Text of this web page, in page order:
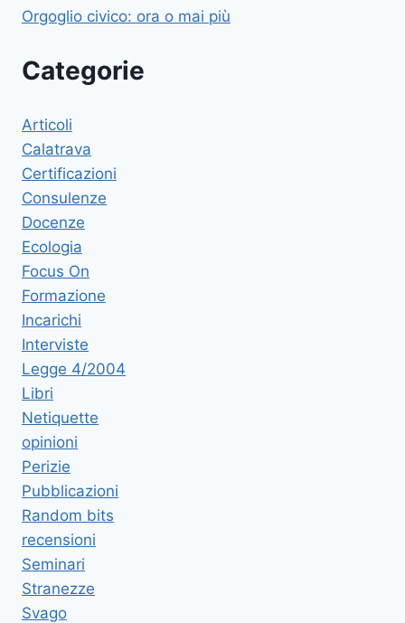
Orgoglio civico: ora o mai più
Categorie
Articoli
Calatrava
Certificazioni
Consulenze
Docenze
Ecologia
Focus On
Formazione
Incarichi
Interviste
Legge 4/2004
Libri
Netiquette
opinioni
Perizie
Pubblicazioni
Random bits
recensioni
Seminari
Stranezze
Svago